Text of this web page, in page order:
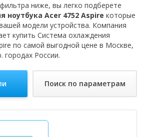
ниже, вы легко подберете
ноутбука Acer 4752 Aspire которые
модели устройства. Компания
купить Система охлаждения
по самой выгодной цене в Москве,
городах России.
Поиск по параметрам